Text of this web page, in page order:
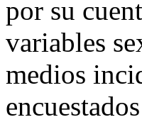
por su
variables
medios